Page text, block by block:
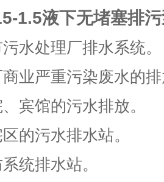
1.5液下无堵塞排
处理厂排水系统。
严重污染废水的排
馆的污水排放。
污水排水站。
排水站。